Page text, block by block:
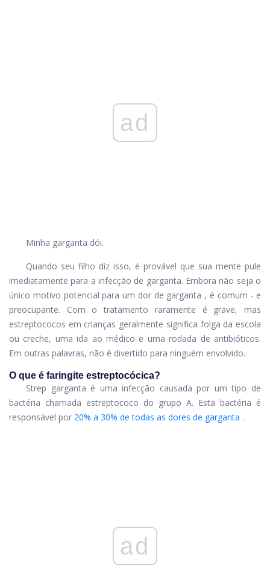
ad
Minha garganta dói.
Quando seu filho diz isso, é provável que sua mente pule
imediatamente para a infecção de garganta. Embora não seja o
único motivo potencial para um dor de garganta , é comum - e
preocupante. Com o tratamento raramente é grave, mas
estreptococos em crianças geralmente significa folga da escola
ou creche, uma ida ao médico e uma rodada de antibióticos.
Em outras palavras, não é divertido para ninguém envolvido.
O que é faringite estreptocócica?
Strep garganta é uma infecção causada por um tipo de
bactéria chamada estreptococo do grupo A. Esta bactéria é
responsável por 20% a 30% de todas as dores de garganta .
ad